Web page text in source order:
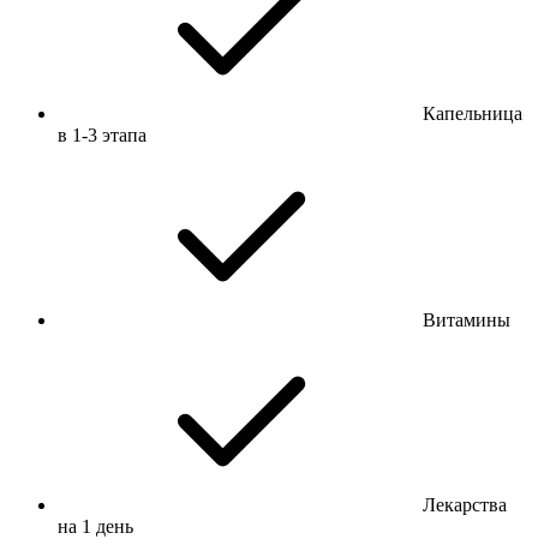
Капельница
в 1-3 этапа
Витамины
Лекарства
на 1 день